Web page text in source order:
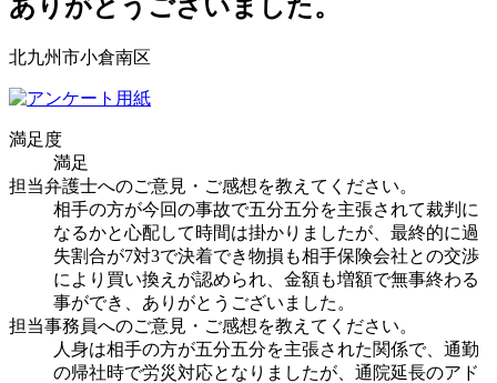
ありがとうございました。
北九州市小倉南区
満足度
満足
担当弁護士へのご意見・ご感想を教えてください。
相手の方が今回の事故で五分五分を主張されて裁判に
なるかと心配して時間は掛かりましたが、最終的に過
失割合が7対3で決着でき物損も相手保険会社との交渉
により買い換えが認められ、金額も増額で無事終わる
事ができ、ありがとうございました。
担当事務員へのご意見・ご感想を教えてください。
人身は相手の方が五分五分を主張された関係で、通勤
の帰社時で労災対応となりましたが、通院延長のアド